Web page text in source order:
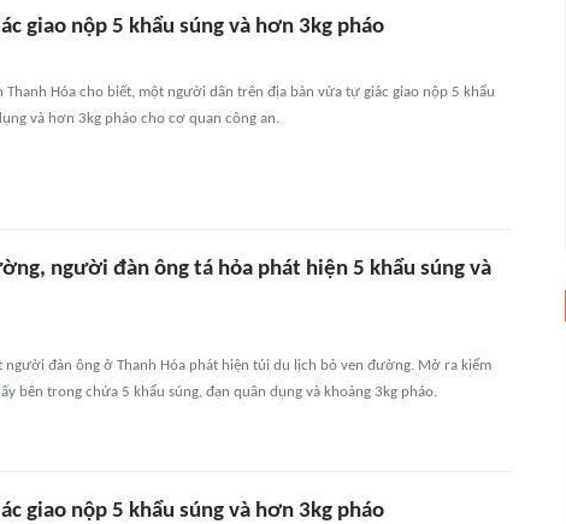
giao nộp 5 khẩu súng và hơn 3kg pháo
Thanh Hóa cho biết, một người dân trên địa bàn vừa tự giác giao nộp 5 khẩu
và hơn 3kg pháo cho cơ quan công an.
người đàn ông tá hỏa phát hiện 5 khẩu súng và
người đàn ông ở Thanh Hóa phát hiện túi du lịch bỏ ven đường. Mở ra kiểm
bên trong chứa 5 khẩu súng, đạn quân dụng và khoảng 3kg pháo.
giao nộp 5 khẩu súng và hơn 3kg pháo